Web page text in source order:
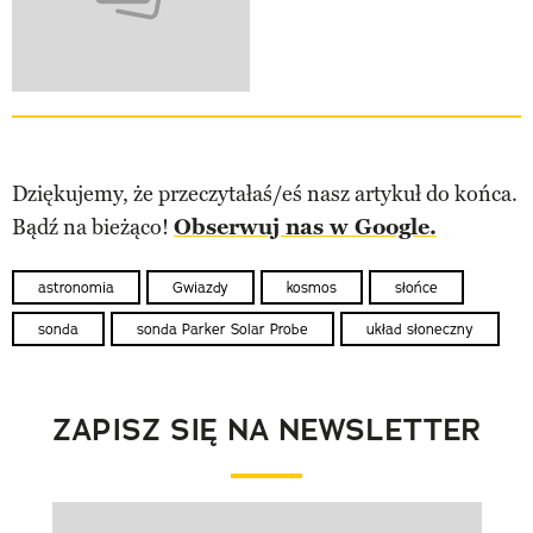
Dziękujemy, że przeczytałaś/eś nasz artykuł do końca.
Bądź na bieżąco! Obserwuj nas w Google.
astronomia Gwiazdy kosmos słońce
sonda sonda Parker Solar Probe układ słoneczny
ZAPISZ SIĘ NA NEWSLETTER